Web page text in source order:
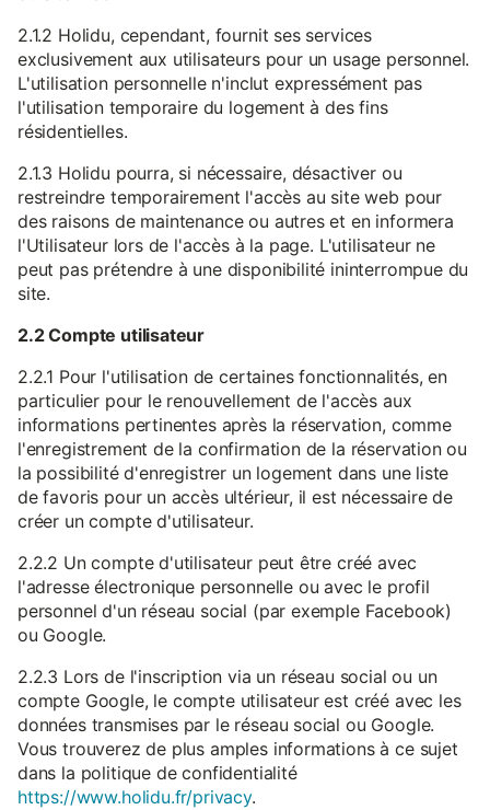
2.1.2 Holidu, cependant, fournit ses services
exclusivement aux utilisateurs pour un usage personnel.
L'utilisation personnelle n'inclut expressément pas
l'utilisation temporaire du logement à des fins
résidentielles.
2.1.3 Holidu pourra, si nécessaire, désactiver ou
restreindre temporairement l'accès au site web pour
des raisons de maintenance ou autres et en informera
l'Utilisateur lors de l'accès à la page. L'utilisateur ne
peut pas prétendre à une disponibilité ininterrompue du
site.
2.2 Compte utilisateur
2.2.1 Pour l'utilisation de certaines fonctionnalités, en
particulier pour le renouvellement de l'accès aux
informations pertinentes après la réservation, comme
l'enregistrement de la confirmation de la réservation ou
la possibilité d'enregistrer un logement dans une liste
de favoris pour un accès ultérieur, il est nécessaire de
créer un compte d'utilisateur.
2.2.2 Un compte d'utilisateur peut être créé avec
l'adresse électronique personnelle ou avec le profil
personnel d'un réseau social (par exemple Facebook)
ou Google.
2.2.3 Lors de l'inscription via un réseau social ou un
compte Google, le compte utilisateur est créé avec les
données transmises par le réseau social ou Google.
Vous trouverez de plus amples informations à ce sujet
dans la politique de confidentialité
https://www.holidu.fr/privacy.